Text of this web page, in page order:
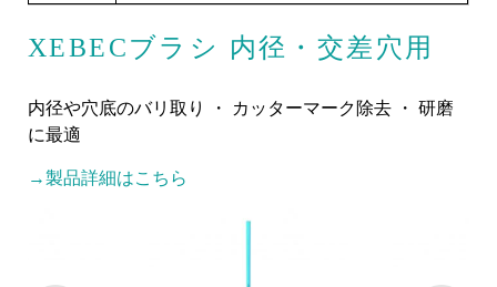
XEBECブラシ 内径・交差穴用
内径や穴底のバリ取り ・ カッターマーク除去 ・ 研磨
に最適
→製品詳細はこちら